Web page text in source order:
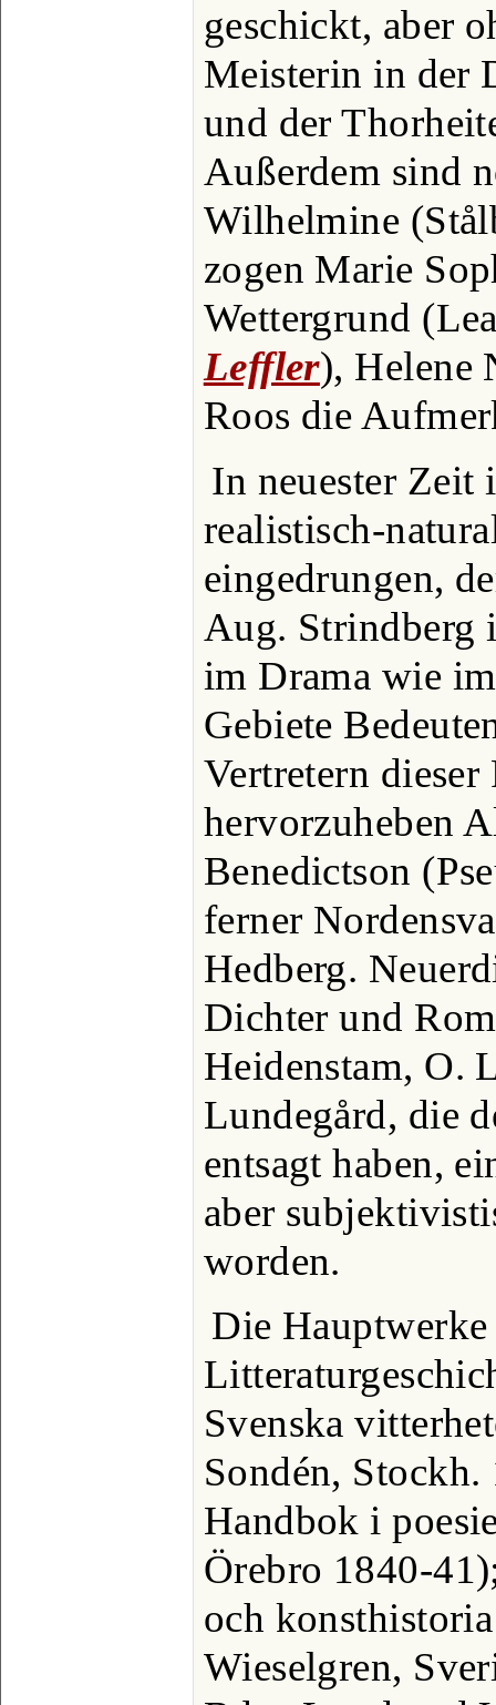
geschickt, aber
Meisterin in der
und der
Außerdem sind
Wilhelmine
zogen Marie
Wettergrund
Leffler), Helene
Roos die
In neuester Zeit
realistisch-
eingedrungen,
Aug. Strindberg
im Drama wie
Gebiete
Vertretern
hervorzuheben
Benedictson
ferner
Hedberg.
Dichter und
Heidenstam, O.
Lundegård, die
entsagt haben,
aber
worden.
Die
Svenska
Sondén,
Handbok i
Örebro 1840-
och
Wieselgren,